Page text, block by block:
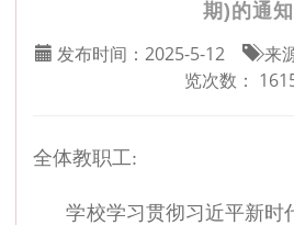
期)的通知
发布时间： 2025-5-12 来
览次数：
全体教职工:
学校学习贯彻习近平新时